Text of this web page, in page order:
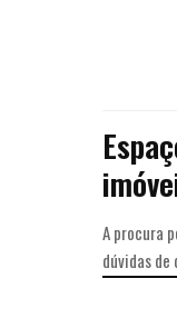
A procura
dúvidas de